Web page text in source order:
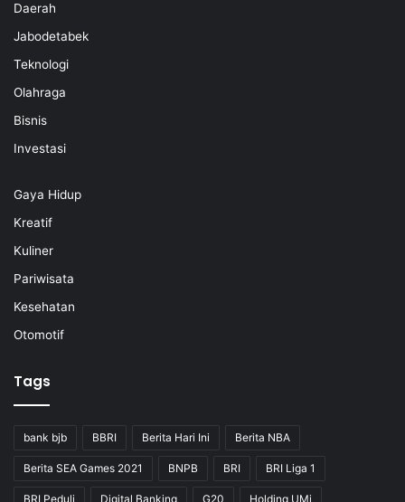
Daerah
Jabodetabek
Teknologi
Olahraga
Bisnis
Investasi
Gaya Hidup
Kreatif
Kuliner
Pariwisata
Kesehatan
Otomotif
Tags
bank bjb BBRI Berita Hari Ini Berita NBA
Berita SEA Games 2021 BNPB BRI BRI Liga 1
BRI Peduli Digital Banking G20 Holding UMi